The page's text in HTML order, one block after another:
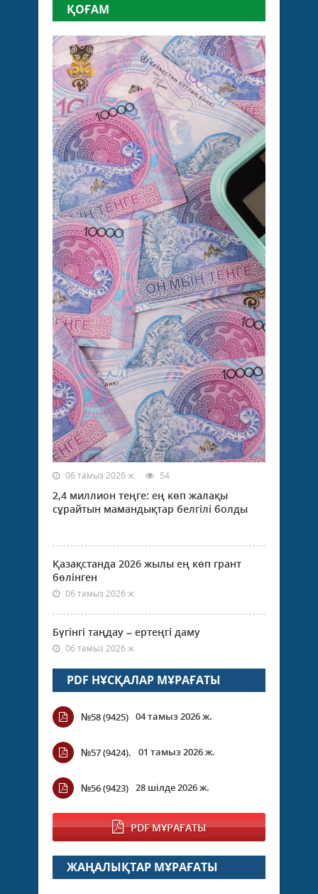
ҚОҒАМ
06 тамыз 2026 ж. 54
2,4 миллион теңге: ең көп жалақы
сұрайтын мамандықтар белгілі болды
Қазақстанда 2026 жылы ең көп грант
бөлінген
06 тамыз 2026 ж.
Бүгінгі таңдау – ертеңгі даму
06 тамыз 2026 ж.
PDF НҰСҚАЛАР МҰРАҒАТЫ
№58 (9425) 04 тамыз 2026 ж.
№57 (9424). 01 тамыз 2026 ж.
№56 (9423) 28 шілде 2026 ж.
PDF МҰРАҒАТЫ
ЖАҢАЛЫҚТАР МҰРАҒАТЫ